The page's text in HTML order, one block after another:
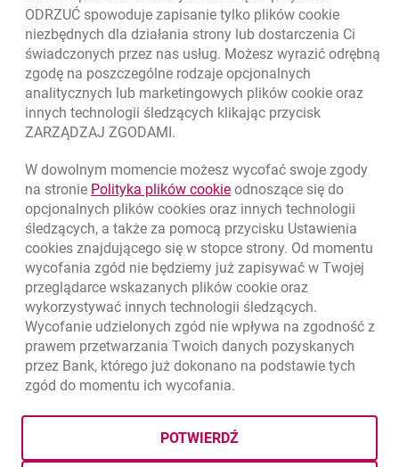
Odpowiedzialny biznes
Regulacje zewnętrzne
Ochrona danychotwiera się w nowej karcie
Ustawieniacookies
Mapa stronyotwiera się w nowej karcie
ODRZUĆ spowoduje zapisanie tylko plików cookie
niezbędnych dla działania strony lub dostarczenia Ci
świadczonych przez nas usług. Możesz wyrazić odrębną
zgodę na poszczególne rodzaje opcjonalnych
analitycznych lub marketingowych plików cookie oraz
innych technologii śledzących klikając przycisk
ZARZĄDZAJ ZGODAMI.
W dowolnym momencie możesz wycofać swoje zgody
na stronie Polityka plików cookielink otwiera się w nowym
odnoszące się do
opcjonalnych plików cookies oraz innych technologii
śledzących, a także za pomocą przycisku Ustawienia
cookies znajdującego się w stopce strony. Od momentu
wycofania zgód nie będziemy już zapisywać w Twojej
przeglądarce wskazanych plików cookie oraz
wykorzystywać innych technologii śledzących.
Wycofanie udzielonych zgód nie wpływa na zgodność z
prawem przetwarzania Twoich danych pozyskanych
przez Bank, którego już dokonano na podstawie tych
zgód do momentu ich wycofania.
POTWIERDŹ